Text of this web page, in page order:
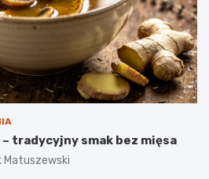
tradycyjny smak bez mięsa
Matuszewski